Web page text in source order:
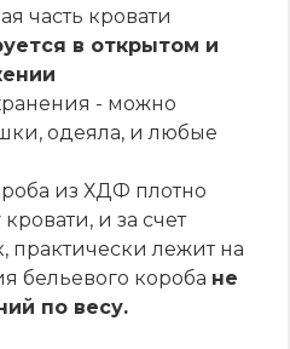
часть кровати
в открытом и
- можно
одеяла, и любые
из ХДФ плотно
и за счет
практически лежит на
бельевого короба не
по весу.